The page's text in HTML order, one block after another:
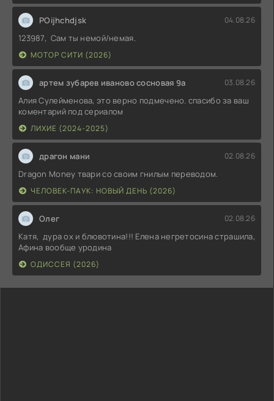
POijhchdjsk 04.08.26
123987, Сам ты немой/немая.
МОТОР СИТИ (2026)
артем зубарев иваново сосновая 9а 03.08.26
Алия Сулейменова, это верно подмечено. спасибо за ваш
коментарий под сериалом
ЛИХИЕ (2024-2025)
драгон мани 02.08.26
Dragon Money твари со своим гнилым переводом.
ЧЕЛОВЕК-ПАУК: НОВЫЙ ДЕНЬ (2026)
Олег 02.08.26
Катя, дура ох и блювотина!!! Елена негретосина страшила,
Афина вообще уродина
ОДИССЕЯ (2026)